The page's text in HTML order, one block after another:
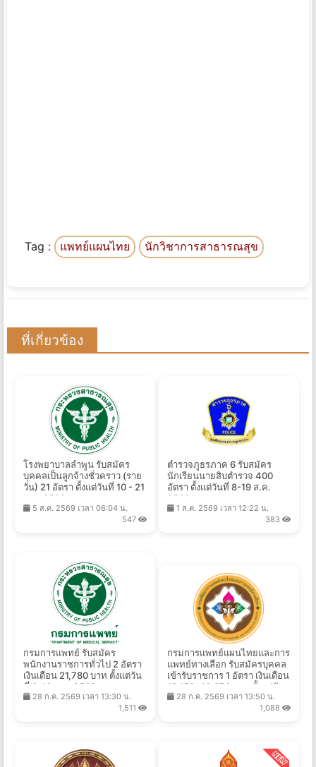
Tag : แพทย์แผนไทย นักวิชาการสาธารณสุข
ที่เกี่ยวข้อง
โรงพยาบาลลำพูน รับสมัคร
บุคคลเป็นลูกจ้างชั่วคราว (ราย
วัน) 21 อัตรา ตั้งแต่วันที่ 10 - 21
ส.ค. 2569
5 ส.ค. 2569 เวลา 06:04 น.
547
ตำรวจภูธรภาค 6 รับสมัคร
นักเรียนนายสิบตำรวจ 400
อัตรา ตั้งแต่วันที่ 8-19 ส.ค.
2569
1 ส.ค. 2569 เวลา 12:22 น.
383
กรมการแพทย์ รับสมัคร
พนักงานราชการทั่วไป 2 อัตรา
เงินเดือน 21,780 บาท ตั้งแต่วัน
ที่ 3-10 ส.ค. 2569
28 ก.ค. 2569 เวลา 13:30 น.
1,511
กรมการแพทย์แผนไทยและการ
แพทย์ทางเลือก รับสมัครบุคคล
เข้ารับราชการ 1 อัตรา เงินเดือน
18,150- 19,970 บาท ตั้งแต่วัน
ที่ 22 ก.ค. - 17 ส.ค. 2569
28 ก.ค. 2569 เวลา 13:50 น.
1,088